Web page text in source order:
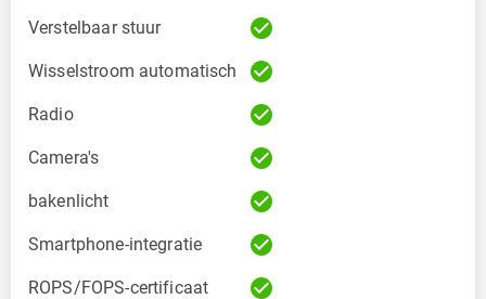
Verstelbaar stuur check_circle
Wisselstroom automatisch check_circle
Radio check_circle
Camera's check_circle
bakenlicht check_circle
Smartphone-integratie check_circle
ROPS/FOPS-certificaat check_circle